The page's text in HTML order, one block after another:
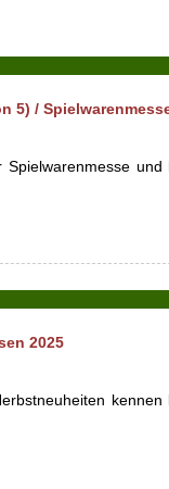
5) /
2025